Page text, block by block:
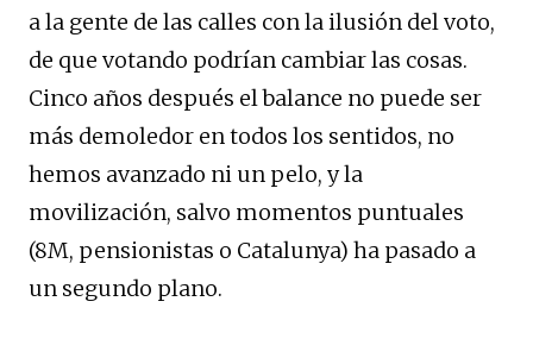
a la gente de las calles con la ilusión del voto,
de que votando podrían cambiar las cosas.
Cinco años después el balance no puede ser
más demoledor en todos los sentidos, no
hemos avanzado ni un pelo, y la
movilización, salvo momentos puntuales
(8M, pensionistas o Catalunya) ha pasado a
un segundo plano.